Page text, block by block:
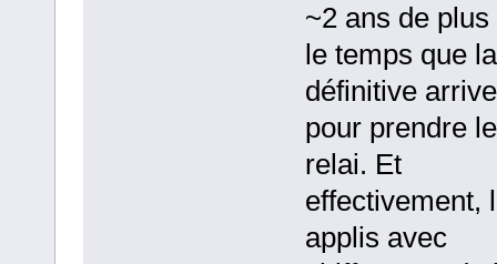
~2 ans de plus
le temps que
définitive arrive
pour prendre le
relai. Et
effectivement,
applis avec